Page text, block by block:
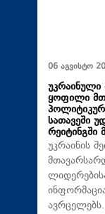
06 აგვისტო
უკრაინული
ყოფილი
სათავეში
რეიტინგში
უკრაინის
ავრცელებს.